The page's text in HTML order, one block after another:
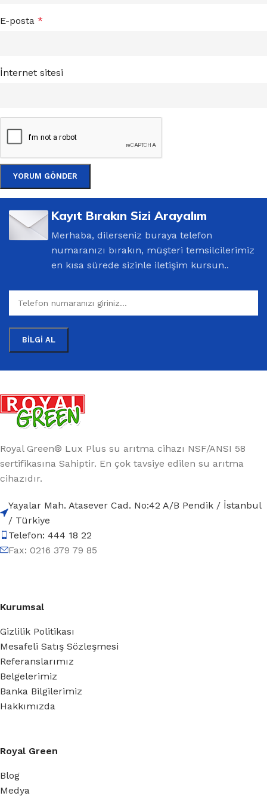
E-posta *
İnternet sitesi
Kayıt Bırakın Sizi Arayalım
Merhaba, dilerseniz buraya telefon
numaranızı bırakın, müşteri temsilcilerimiz
en kısa sürede sizinle iletişim kursun..
Royal Green® Lux Plus su arıtma cihazı NSF/ANSI 58
sertifikasına Sahiptir. En çok tavsiye edilen su arıtma
cihazıdır.
Yayalar Mah. Atasever Cad. No:42 A/B Pendik / İstanbul
/ Türkiye
Telefon: 444 18 22
Fax: 0216 379 79 85
Kurumsal
Gizlilik Politikası
Mesafeli Satış Sözleşmesi
Referanslarımız
Belgelerimiz
Banka Bilgilerimiz
Hakkımızda
Royal Green
Blog
Medya